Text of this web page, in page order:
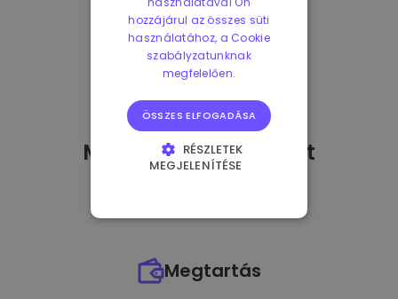
Mit tehetekmiután
-t
Megtartás
hozzájárul az összes süti
használatához, a Cookie
szabályzatunknak
megfelelően.
ÖSSZES ELFOGADÁSA
RÉSZLETEK
MEGJELENÍTÉSE
CÉLZÁS